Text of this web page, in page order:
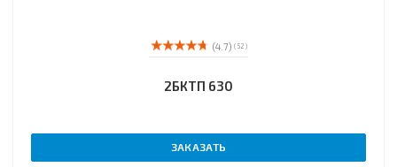
(4.7) ( 52 )
2БКТП 630
ЗАКАЗАТЬ